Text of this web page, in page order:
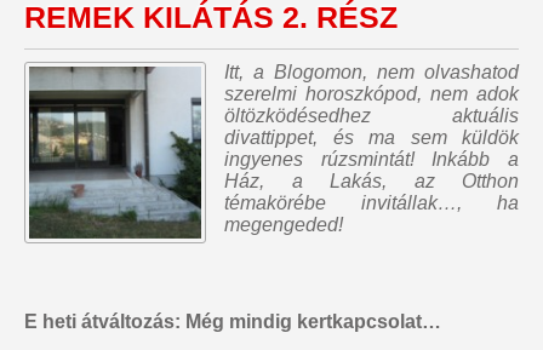
REMEK KILÁTÁS 2. RÉSZ
Itt, a Blogomon, nem olvashatod
szerelmi horoszkópod, nem adok
öltözködésedhez aktuális
divattippet, és ma sem küldök
ingyenes rúzsmintát! Inkább a
Ház, a Lakás, az Otthon
témakörébe invitállak…, ha
megengeded!
E heti átváltozás: Még mindig kertkapcsolat…